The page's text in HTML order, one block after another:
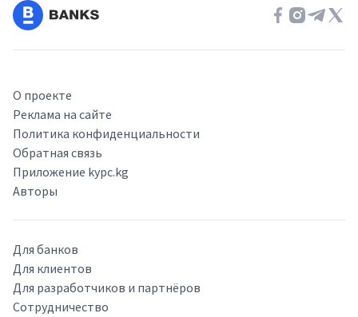
О проекте
Реклама на сайте
Политика конфиденциальности
Обратная связь
Приложение kypc.kg
Авторы
Для банков
Для клиентов
Для разработчиков и партнёров
Сотрудничество